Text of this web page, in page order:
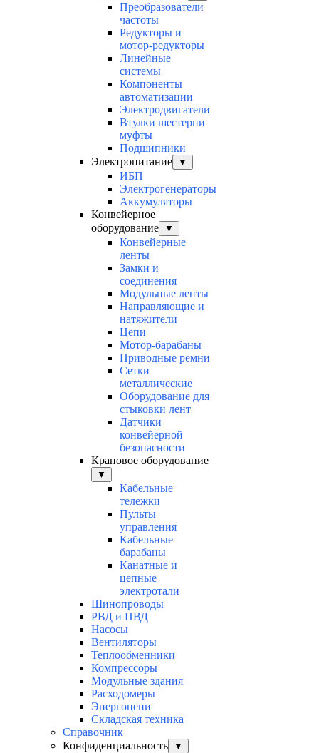
Преобразователи
частоты
Редукторы и
мотор-редукторы
Линейные
системы
Компоненты
автоматизации
Электродвигатели
Втулки шестерни
муфты
Подшипники
Электропитание
▼
ИБП
Электрогенераторы
Аккумуляторы
Конвейерное
оборудование
▼
Конвейерные
ленты
Замки и
соединения
Модульные ленты
Направляющие и
натяжители
Цепи
Мотор-барабаны
Приводные ремни
Сетки
металлические
Оборудование для
стыковки лент
Датчики
конвейерной
безопасности
Крановое оборудование
▼
Кабельные
тележки
Пульты
управления
Кабельные
барабаны
Канатные и
цепные
электротали
Шинопроводы
РВД и ПВД
Насосы
Вентиляторы
Теплообменники
Компрессоры
Модульные здания
Расходомеры
Энергоцепи
Складская техника
Справочник
Конфиденциальность
▼